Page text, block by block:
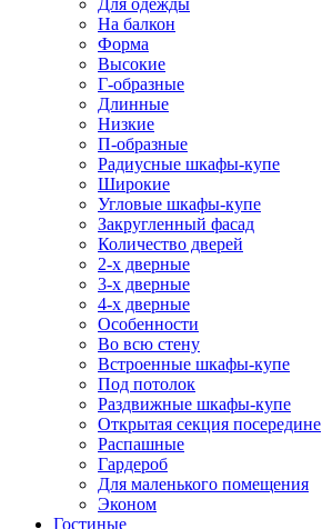
Для одежды
На балкон
Форма
Высокие
Г-образные
Длинные
Низкие
П-образные
Радиусные шкафы-купе
Широкие
Угловые шкафы-купе
Закругленный фасад
Количество дверей
2-х дверные
3-х дверные
4-х дверные
Особенности
Во всю стену
Встроенные шкафы-купе
Под потолок
Раздвижные шкафы-купе
Открытая секция посередине
Распашные
Гардероб
Для маленького помещения
Эконом
Гостиные